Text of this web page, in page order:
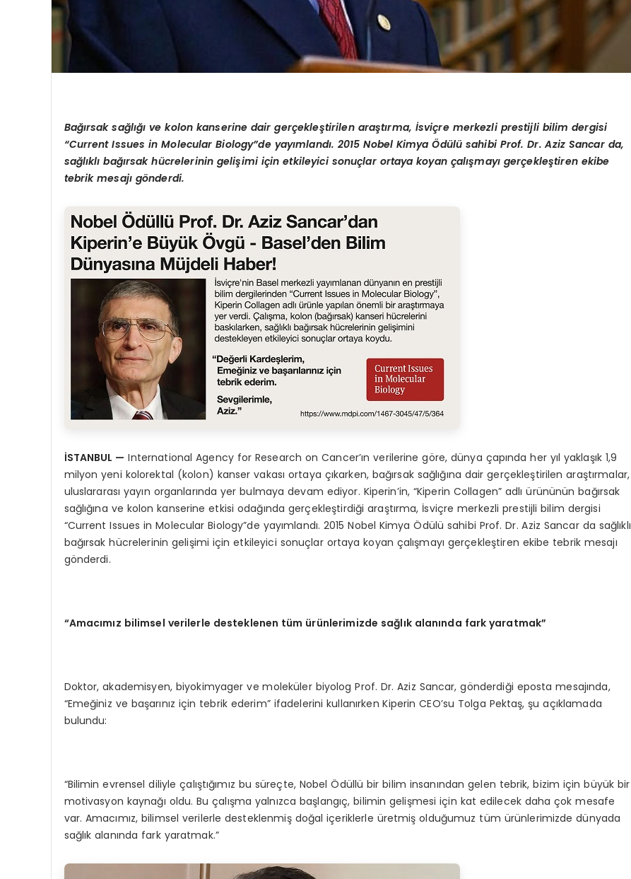
Bağırsak sağlığı ve kolon kanserine dair gerçekleştirilen araştırma, İsviçre merkezli prestijli bilim dergisi
“Current Issues in Molecular Biology”de yayımlandı. 2015 Nobel Kimya Ödülü sahibi Prof. Dr. Aziz Sancar da,
sağlıklı bağırsak hücrelerinin gelişimi için etkileyici sonuçlar ortaya koyan çalışmayı gerçekleştiren ekibe
tebrik mesajı gönderdi.
İSTANBUL — International Agency for Research on Cancer’ın verilerine göre, dünya çapında her yıl yaklaşık 1,9
milyon yeni kolorektal (kolon) kanser vakası ortaya çıkarken, bağırsak sağlığına dair gerçekleştirilen araştırmalar,
uluslararası yayın organlarında yer bulmaya devam ediyor. Kiperin’in, “Kiperin Collagen” adlı ürününün bağırsak
sağlığına ve kolon kanserine etkisi odağında gerçekleştirdiği araştırma, İsviçre merkezli prestijli bilim dergisi
“Current Issues in Molecular Biology”de yayımlandı. 2015 Nobel Kimya Ödülü sahibi Prof. Dr. Aziz Sancar da sağlıklı
bağırsak hücrelerinin gelişimi için etkileyici sonuçlar ortaya koyan çalışmayı gerçekleştiren ekibe tebrik mesajı
gönderdi.
“Amacımız bilimsel verilerle desteklenen tüm ürünlerimizde sağlık alanında fark yaratmak”
Doktor, akademisyen, biyokimyager ve moleküler biyolog Prof. Dr. Aziz Sancar, gönderdiği eposta mesajında,
“Emeğiniz ve başarınız için tebrik ederim” ifadelerini kullanırken Kiperin CEO’su Tolga Pektaş, şu açıklamada
bulundu:
“Bilimin evrensel diliyle çalıştığımız bu süreçte, Nobel Ödüllü bir bilim insanından gelen tebrik, bizim için büyük bir
motivasyon kaynağı oldu. Bu çalışma yalnızca başlangıç, bilimin gelişmesi için kat edilecek daha çok mesafe
var. Amacımız, bilimsel verilerle desteklenmiş doğal içeriklerle üretmiş olduğumuz tüm ürünlerimizde dünyada
sağlık alanında fark yaratmak.”